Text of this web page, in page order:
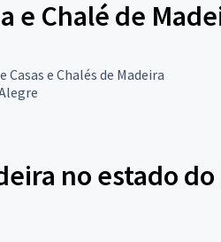
e Chalé de
Casas e Chalés de Madeira
no estado